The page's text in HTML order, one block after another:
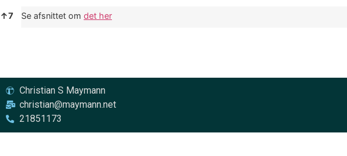
↑7 Se afsnittet om det her
Christian S Maymann
christian@maymann.net
21851173